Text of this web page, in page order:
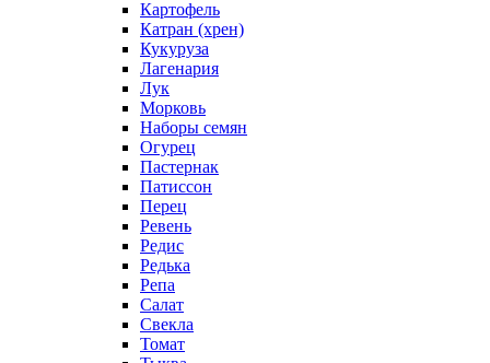
Картофель
Катран (хрен)
Кукуруза
Лагенария
Лук
Морковь
Наборы семян
Огурец
Пастернак
Патиссон
Перец
Ревень
Редис
Редька
Репа
Салат
Свекла
Томат